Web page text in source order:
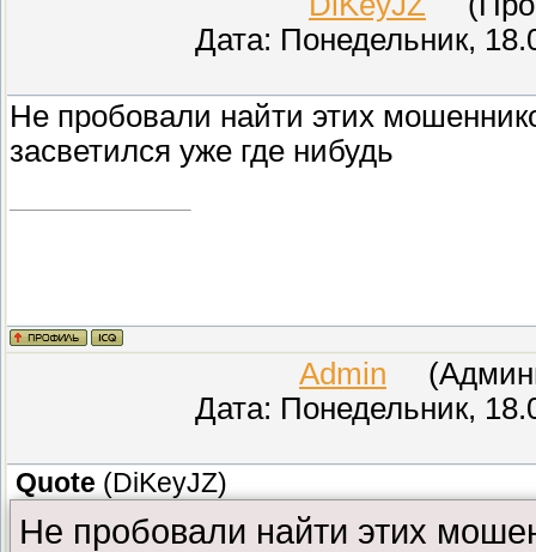
Дата: Понедельник,
Не пробовали найти этих
засветился уже где нибудь
Admin
Дата: Понедельник,
Quote (DiKeyJZ)
Не пробовали найти этих